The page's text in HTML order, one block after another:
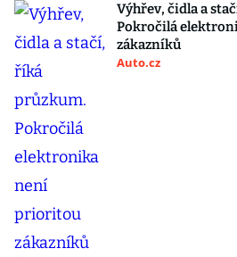
Výhřev, čidla a
Pokročilá
zákazníků
Auto.cz